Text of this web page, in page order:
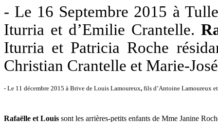
- Le 16 Septembre 2015 à
Iturria et d’Emilie Crantelle.
Iturria et Patricia Roche
Christian Crantelle et Marie-
- Le 11 décembre 2015 à Brive de Louis Lamoureux, fils d’Antoine Lamoureux
Rafaëlle et Louis sont les arrières-petits enfants de Mme Janine